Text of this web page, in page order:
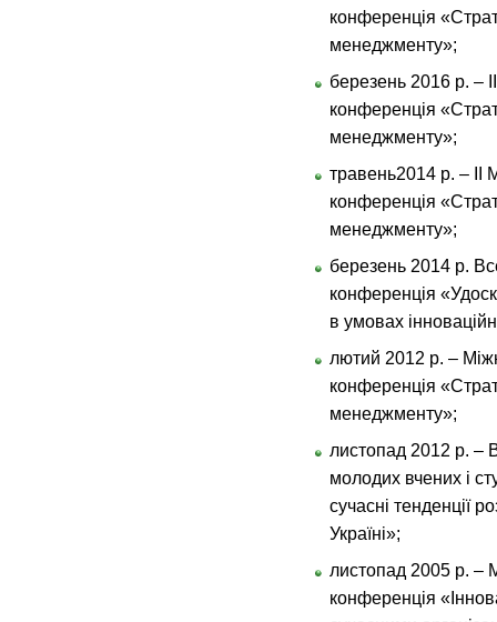
конференція
менеджменту»;
березень 2016 р. –
конференція
менеджменту»;
травень2014 р. – ІІ
конференція
менеджменту»;
березень 2014 р.
конференція
в умовах
лютий 2012 р. –
конференція
менеджменту»;
листопад 2012 р. –
молодих вчених і
сучасні тенденції
Україні»;
листопад 2005 р. –
конференція